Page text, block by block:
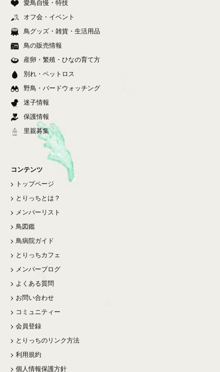
愛鳥自慢・特技
オフ会・イベント
鳥グッズ・雑貨・生活用品
鳥の販売情報
産卵・繁殖・ひなの育て方
別れ・ペットロス
野鳥・バードウォッチング
迷子情報
保護情報
里親募集
コンテンツ
トップページ
とりっちとは？
メンバーリスト
鳥図鑑
鳥病院ガイド
とりっちカフェ
メンバーブログ
よくある質問
お問い合わせ
コミュニティー
会員登録
とりっちのリンク方法
利用規約
個人情報保護方針